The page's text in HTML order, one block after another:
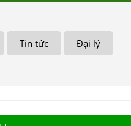
Tin tức
Đại lý